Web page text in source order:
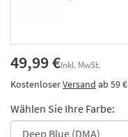
49,99 €Inkl. MwSt.
KostenloserVersand ab 59 €
Wählen Sie Ihre Farbe: